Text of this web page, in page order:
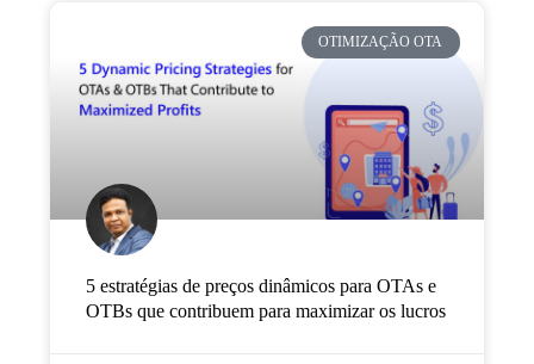
OTIMIZAÇÃO OTA
5 estratégias de preços dinâmicos para OTAs e
OTBs que contribuem para maximizar os lucros